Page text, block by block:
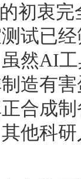
初衷
试已
然AI
造有
合成
他科